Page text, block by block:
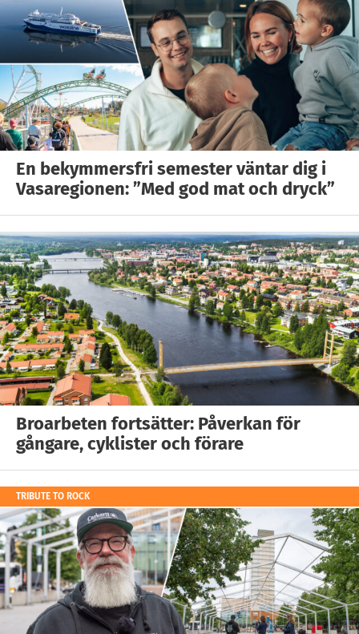
En bekymmersfri semester väntar dig i
Vasaregionen: ”Med god mat och dryck”
Broarbeten fortsätter: Påverkan för
gångare, cyklister och förare
TRIBUTE TO ROCK